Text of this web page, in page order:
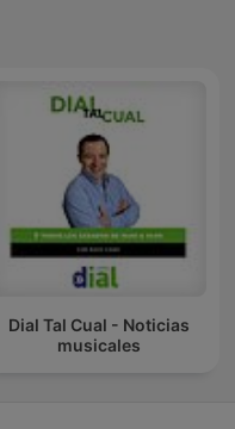
Dial Tal Cual - Noticias
musicales